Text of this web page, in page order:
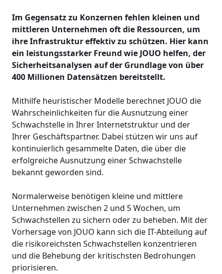
Im Gegensatz zu Konzernen fehlen kleinen und
mittleren Unternehmen oft die Ressourcen, um
ihre Infrastruktur effektiv zu schützen. Hier kann
ein leistungsstarker Freund wie JOUO helfen, der
Sicherheitsanalysen auf der Grundlage von über
400 Millionen Datensätzen bereitstellt.
Mithilfe heuristischer Modelle berechnet JOUO die
Wahrscheinlichkeiten für die Ausnutzung einer
Schwachstelle in Ihrer Internetstruktur und der
Ihrer Geschäftspartner. Dabei stützen wir uns auf
kontinuierlich gesammelte Daten, die über die
erfolgreiche Ausnutzung einer Schwachstelle
bekannt geworden sind.
Normalerweise benötigen kleine und mittlere
Unternehmen zwischen 2 und 5 Wochen, um
Schwachstellen zu sichern oder zu beheben. Mit der
Vorhersage von JOUO kann sich die IT-Abteilung auf
die risikoreichsten Schwachstellen konzentrieren
und die Behebung der kritischsten Bedrohungen
priorisieren.